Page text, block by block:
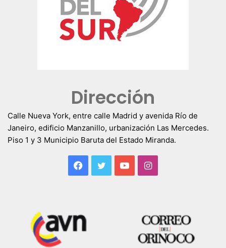
Dirección
Calle Nueva York, entre calle Madrid y avenida Río de
Janeiro, edificio Manzanillo, urbanización Las Mercedes.
Piso 1 y 3 Municipio Baruta del Estado Miranda.
Facebook
TwitterYouTubeInstagram